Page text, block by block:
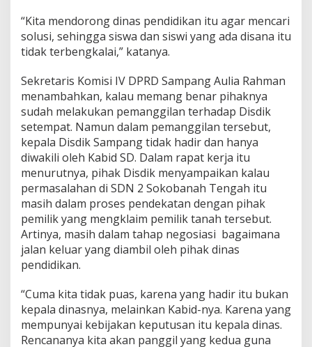
“Kita mendorong dinas pendidikan itu agar mencari
solusi, sehingga siswa dan siswi yang ada disana itu
tidak terbengkalai,” katanya.
Sekretaris Komisi IV DPRD Sampang Aulia Rahman
menambahkan, kalau memang benar pihaknya
sudah melakukan pemanggilan terhadap Disdik
setempat. Namun dalam pemanggilan tersebut,
kepala Disdik Sampang tidak hadir dan hanya
diwakili oleh Kabid SD. Dalam rapat kerja itu
menurutnya, pihak Disdik menyampaikan kalau
permasalahan di SDN 2 Sokobanah Tengah itu
masih dalam proses pendekatan dengan pihak
pemilik yang mengklaim pemilik tanah tersebut.
Artinya, masih dalam tahap negosiasi bagaimana
jalan keluar yang diambil oleh pihak dinas
pendidikan.
“Cuma kita tidak puas, karena yang hadir itu bukan
kepala dinasnya, melainkan Kabid-nya. Karena yang
mempunyai kebijakan keputusan itu kepala dinas.
Rencananya kita akan panggil yang kedua guna